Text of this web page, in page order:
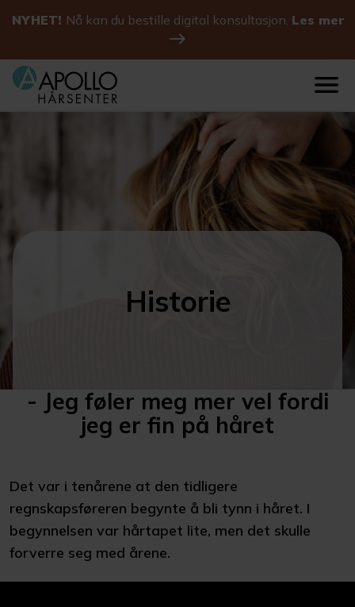
NYHET! Nå kan du bestille digital konsultasjon. Les mer
Historie
- Jeg føler meg mer vel fordi
jeg er fin på håret
Det var i tenårene at den tidligere
regnskapsføreren begynte å bli tynn i håret. I
begynnelsen var hårtapet lite, men det skulle
forverre seg med årene.